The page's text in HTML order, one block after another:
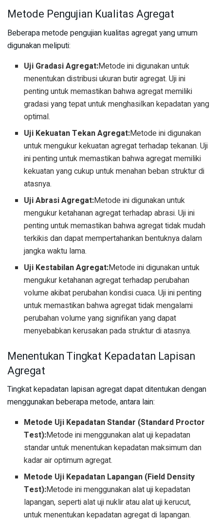
Metode Pengujian Kualitas Agregat
Beberapa metode pengujian kualitas agregat yang umum
digunakan meliputi:
Uji Gradasi Agregat:Metode ini digunakan untuk
menentukan distribusi ukuran butir agregat. Uji ini
penting untuk memastikan bahwa agregat memiliki
gradasi yang tepat untuk menghasilkan kepadatan yang
optimal.
Uji Kekuatan Tekan Agregat:Metode ini digunakan
untuk mengukur kekuatan agregat terhadap tekanan. Uji
ini penting untuk memastikan bahwa agregat memiliki
kekuatan yang cukup untuk menahan beban struktur di
atasnya.
Uji Abrasi Agregat:Metode ini digunakan untuk
mengukur ketahanan agregat terhadap abrasi. Uji ini
penting untuk memastikan bahwa agregat tidak mudah
terkikis dan dapat mempertahankan bentuknya dalam
jangka waktu lama.
Uji Kestabilan Agregat:Metode ini digunakan untuk
mengukur ketahanan agregat terhadap perubahan
volume akibat perubahan kondisi cuaca. Uji ini penting
untuk memastikan bahwa agregat tidak mengalami
perubahan volume yang signifikan yang dapat
menyebabkan kerusakan pada struktur di atasnya.
Menentukan Tingkat Kepadatan Lapisan
Agregat
Tingkat kepadatan lapisan agregat dapat ditentukan dengan
menggunakan beberapa metode, antara lain:
Metode Uji Kepadatan Standar (Standard Proctor
Test):Metode ini menggunakan alat uji kepadatan
standar untuk menentukan kepadatan maksimum dan
kadar air optimum agregat.
Metode Uji Kepadatan Lapangan (Field Density
Test):Metode ini menggunakan alat uji kepadatan
lapangan, seperti alat uji nuklir atau alat uji kerucut,
untuk menentukan kepadatan agregat di lapangan.